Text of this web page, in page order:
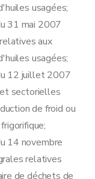
usagées;
31 mai 2007
aux
usagées;
12 juillet 2007
sectorielles
de froid ou
14 novembre
relatives
de déchets de